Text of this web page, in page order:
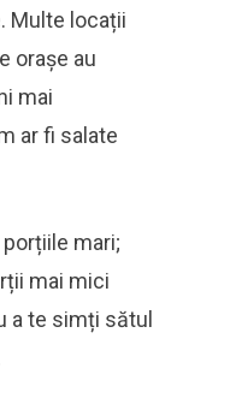
Multe locații
orașe au
mai
ar fi salate
mari;
mai mici
a te simți sătul